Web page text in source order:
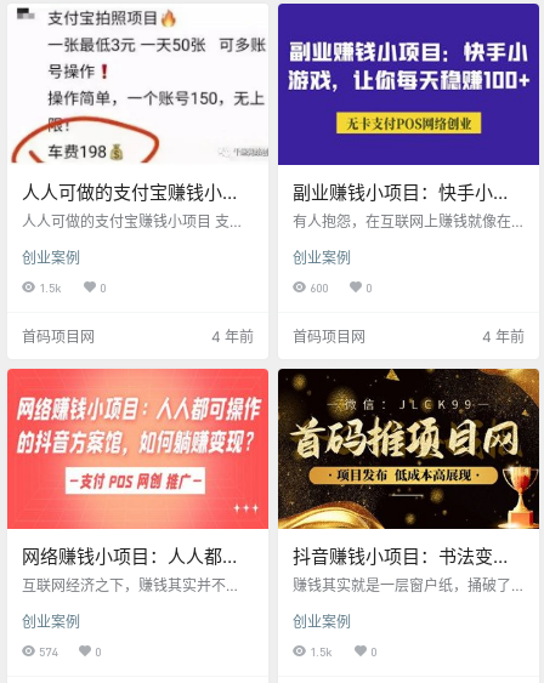
P，也就是说，你学会了这套方法，
即使虎牙拉新的活动结束了，其它
同类型的APP依然可以做。 目前虎
牙拉新一部手机就可以操作，拉新
一个人奖励是13-20…
人也会用到的一个项目。 9.9购买直
接抵扣25块钱的火车票代金券。 只
要有用户购买我们就…
人人可做的支付宝赚钱小项
目
人人可做的支付宝赚钱小项目 支付
操作就能获取佣金，人人都可以参
与，只不过许多人不知道，而被有
心人稍微包装后，就做成了收费的
照项目： 项目其实很简单，完全就
线下的门店进行巡检，以确认商户
的真实性，我们接单后，按要求拍
照完成任务，即可获得佣金。 操作
流程： 1、打开支付宝，搜“友…
创业案例
1.5k 0
首码项目网 4 年前
副业赚钱小项目：快手小游
戏，让你每天稳赚100+
有人抱怨，在互联网上赚钱就像在
需求的产品很难，选择有需求但竞
争小的产品更是难上加难，不少小
伙伴们缺少的，不是赚钱的技术，
卖点，长期把一件事情干好，往死
推为小伙伴们介绍一个特别适合新
手小白、上班族、宝妈们的项目，
零门槛，易上手，这个项目就是快
手小游戏！ 项目前景关于该项目前
景如何，大家可以看看周榜，做的
好的达人…
创业案例
600 0
首码项目网 4 年前
网络赚钱小项目：人人都可
操作的抖音方案馆，如何躺
互联网经济之下，赚钱其实并不
做，大概率也能成功，这是个流量
的时代，要学会主动出击，找流
创业案例
574 0
抖音赚钱小项目：书法变现
技巧分享
赚钱其实就是一层窗户纸，捅破了
子都捅不开，悟不透……因为没有一
双善于发现商机的眼光！其实赚钱
创业案例
1.5k 0